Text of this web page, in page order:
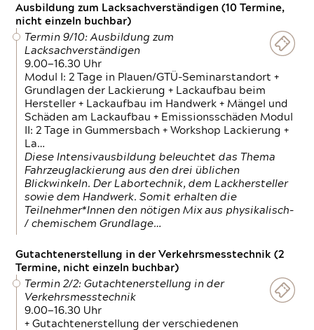
Ausbildung zum Lacksachverständigen (10 Termine,
nicht einzeln buchbar)
Termin 9/10: Ausbildung zum
Lacksachverständigen
9.00—16.30 Uhr
Modul I: 2 Tage in Plauen/GTÜ-Seminarstandort +
Grundlagen der Lackierung + Lackaufbau beim
Hersteller + Lackaufbau im Handwerk + Mängel und
Schäden am Lackaufbau + Emissionsschäden Modul
II: 2 Tage in Gummersbach + Workshop Lackierung +
La…
Diese Intensivausbildung beleuchtet das Thema
Fahrzeuglackierung aus den drei üblichen
Blickwinkeln. Der Labortechnik, dem Lackhersteller
sowie dem Handwerk. Somit erhalten die
Teilnehmer*Innen den nötigen Mix aus physikalisch-
/ chemischem Grundlage…
Gutachtenerstellung in der Verkehrsmesstechnik (2
Termine, nicht einzeln buchbar)
Termin 2/2: Gutachtenerstellung in der
Verkehrsmesstechnik
9.00—16.30 Uhr
+ Gutachtenerstellung der verschiedenen